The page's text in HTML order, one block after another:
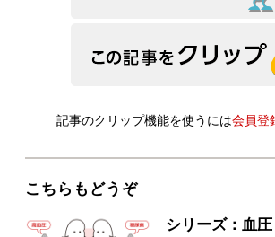
記事のクリップ機能を使うには会員登
こちらもどうぞ
シリーズ：血